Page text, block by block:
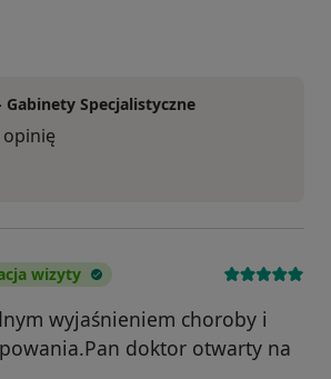
Gabinety Specjalistyczne
wizyty
wyjaśnieniem choroby i
doktor otwarty na